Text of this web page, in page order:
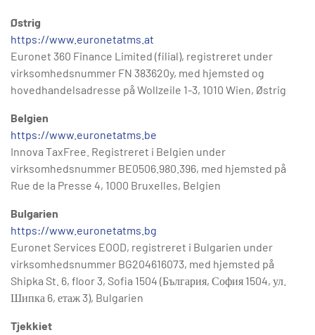
Østrig
https://www.euronetatms.at
Euronet 360 Finance Limited (filial), registreret under
virksomhedsnummer FN 383620y, med hjemsted og
hovedhandelsadresse på Wollzeile 1-3, 1010 Wien, Østrig
Belgien
https://www.euronetatms.be
Innova TaxFree. Registreret i Belgien under
virksomhedsnummer BE0506.980.396, med hjemsted på
Rue de la Presse 4, 1000 Bruxelles, Belgien
Bulgarien
https://www.euronetatms.bg
Euronet Services EOOD, registreret i Bulgarien under
virksomhedsnummer BG204616073, med hjemsted på
Shipka St. 6, floor 3, Sofia 1504 (България, София 1504, ул.
Шипка 6, етаж 3), Bulgarien
Tjekkiet